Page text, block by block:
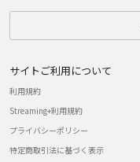
サイトご利用について
利用規約
Streaming+利用規約
プライバシーポリシー
特定商取引法に基づく表示